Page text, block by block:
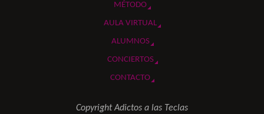
MÉTODO
AULA VIRTUAL
ALUMNOS
CONCIERTOS
CONTACTO
Copyright Adictos a las Teclas